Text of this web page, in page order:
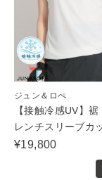
ジュン＆ロぺ
【接触冷感UV】
レンチスリーブカ
¥19,800